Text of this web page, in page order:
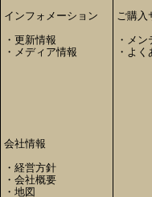
インフォメーション
・更新情報
・ メディア情報
ご購入
・ メン
・ よく
会社情報
・経営方針
・会社概要
・地図